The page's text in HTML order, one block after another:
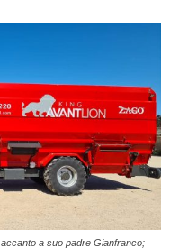
a suo padre Gianfranco;